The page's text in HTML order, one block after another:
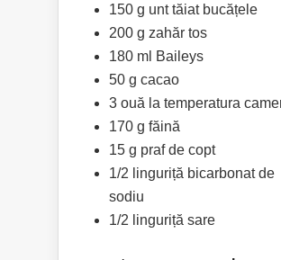
150 g unt tăiat bucățele
200 g zahăr tos
180 ml Baileys
50 g cacao
3 ouă la temperatura
170 g făină
15 g praf de copt
1/2 linguriță bicarbonat de
sodiu
1/2 linguriță sare